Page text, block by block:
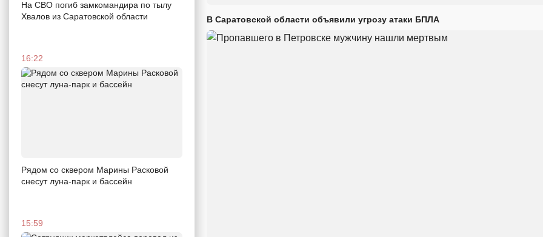
На СВО погиб замкомандира по тылу
Хвалов из Саратовской области
16:22
Рядом со сквером Марины Расковой
снесут луна-парк и бассейн
15:59
В Саратовской области объявили угрозу атаки БПЛА